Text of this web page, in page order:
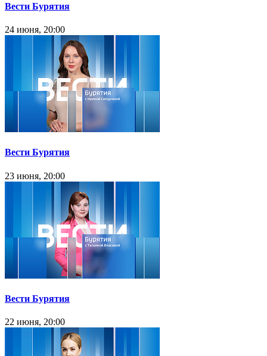
Вести Бурятия
24 июня, 20:00
Вести Бурятия
23 июня, 20:00
Вести Бурятия
22 июня, 20:00